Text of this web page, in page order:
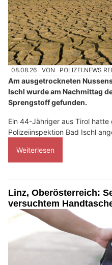
08.08.26 VON POLIZEI.NEWS
Am ausgetrockneten
Ischl wurde am Nachmittag
Sprengstoff gefunden.
Ein 44-Jähriger aus Tirol
Polizeiinspektion Bad Ischl
Weiterlesen
Linz, Oberösterreich:
versuchtem